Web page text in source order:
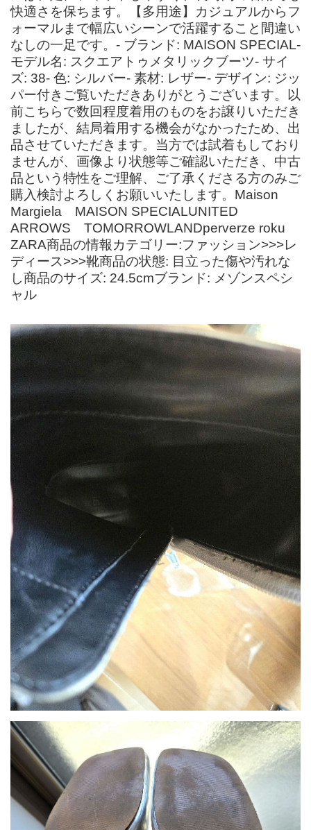
快適さを保ちます。【多用途】カジュアルからフ
ォーマルまで幅広いシーンで活躍すること間違い
なしの一足です。- ブランド: MAISON SPECIAL-
モデル名: スクエアトゥメタリックブーツ- サイ
ズ: 38- 色: シルバー- 素材: レザー- デザイン: ジッ
パー付きご覧いただきありがとうございます。以
前こちらで数回程度着用のものをお譲りいただき
ましたが、結局着用する機会がなかったため、出
品させていただきます。当方では試着もしており
ませんが、画像より状態等ご確認いただき、中古
品という特性をご理解、ご了承くださる方のみご
購入検討よろしくお願いいたします。Maison
Margiela MAISON SPECIALUNITED
ARROWS TOMORROWLANDperverze roku
ZARA商品の情報カテゴリー:ファッション>>>レ
ディース>>>靴商品の状態: 目立った傷や汚れな
し商品のサイズ: 24.5cmブランド: メゾンスペシ
ャル